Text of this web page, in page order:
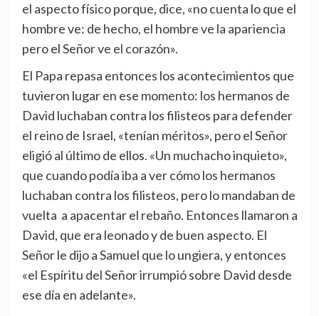
el aspecto físico porque, dice, «no cuenta lo que el
hombre ve: de hecho, el hombre ve la apariencia
pero el Señor ve el corazón».
El Papa repasa entonces los acontecimientos que
tuvieron lugar en ese momento: los hermanos de
David luchaban contra los filisteos para defender
el reino de Israel, «tenían méritos», pero el Señor
eligió al último de ellos. «Un muchacho inquieto»,
que cuando podía iba a ver cómo los hermanos
luchaban contra los filisteos, pero lo mandaban de
vuelta a apacentar el rebaño. Entonces llamaron a
David, que era leonado y de buen aspecto. El
Señor le dijo a Samuel que lo ungiera, y entonces
«el Espíritu del Señor irrumpió sobre David desde
ese día en adelante».